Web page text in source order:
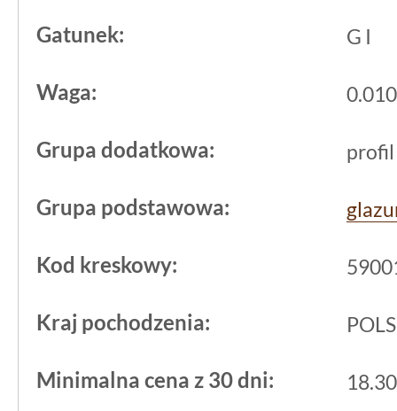
przed uszkodzeniami. Swoim
poprawia ogólny efekt wizualny
nad resztą dekoracji.
Zastosowanie i
różnych wnętrzach
łazienka i kuchnia, gdzie liczą się
odporna na wilgoć oraz łatwa do
Gatunek: G I
Waga:
Grupa dodatkowa: profil
Grupa podstawowa:
Kod kreskowy:
Kraj pochodzenia:
Minimalna cena z 30 dni: